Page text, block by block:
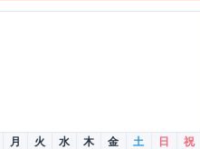
月 火 水 木 金 土 日
祝